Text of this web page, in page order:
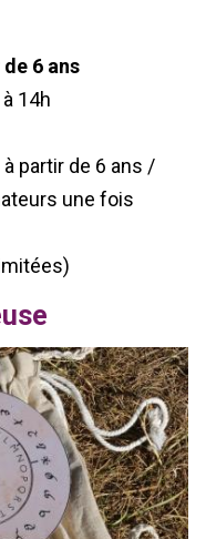
de 6 ans
14h
partir de 6 ans /
une fois